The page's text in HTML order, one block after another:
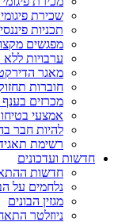
שכירת
תכניות
מפגשים
ערבויות
מאגר
חוברות
מכרזים
אמצעי
להיות חבר
רשימת
חדשות ועדכונים
חדשות
נלחמים על
מגזין הבונים
ניוזלטר